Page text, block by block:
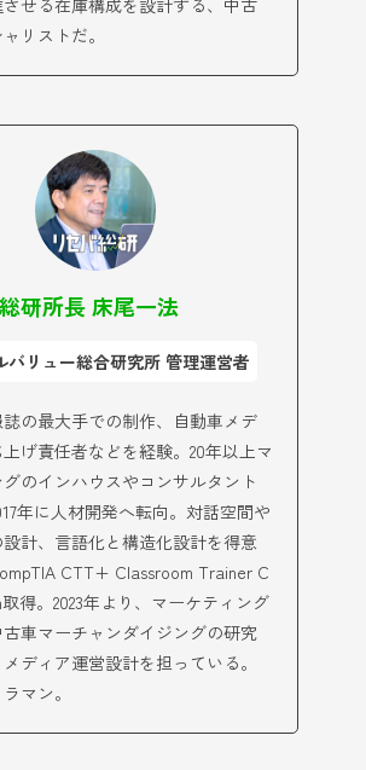
せる在庫構成を設計する、中古
リストだ。
研所長 床尾一法
バリュー総合研究所 管理運営者
の最大手での制作、自動車メデ
げ責任者などを経験。20年以上マ
のインハウスやコンサルタント
年に人材開発へ転向。対話空間や
計、言語化と構造化設計を得意
CTT+ Classroom Trainer C
得。2023年より、マーケティング
車マーチャンダイジングの研究
ディア運営設計を担っている。
マン。